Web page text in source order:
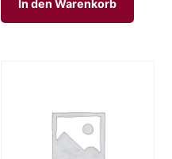
In den Warenkorb